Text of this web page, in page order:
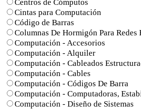
Centros de Cómputos
Cintas para Computación
Código de Barras
Columnas De Hormigón Para
Computación - Accesorios
Computación - Alquiler
Computación - Cableados
Computación - Cables
Computación - Códigos De Barra
Computación - Computadoras,
Computación - Diseño de Sistemas